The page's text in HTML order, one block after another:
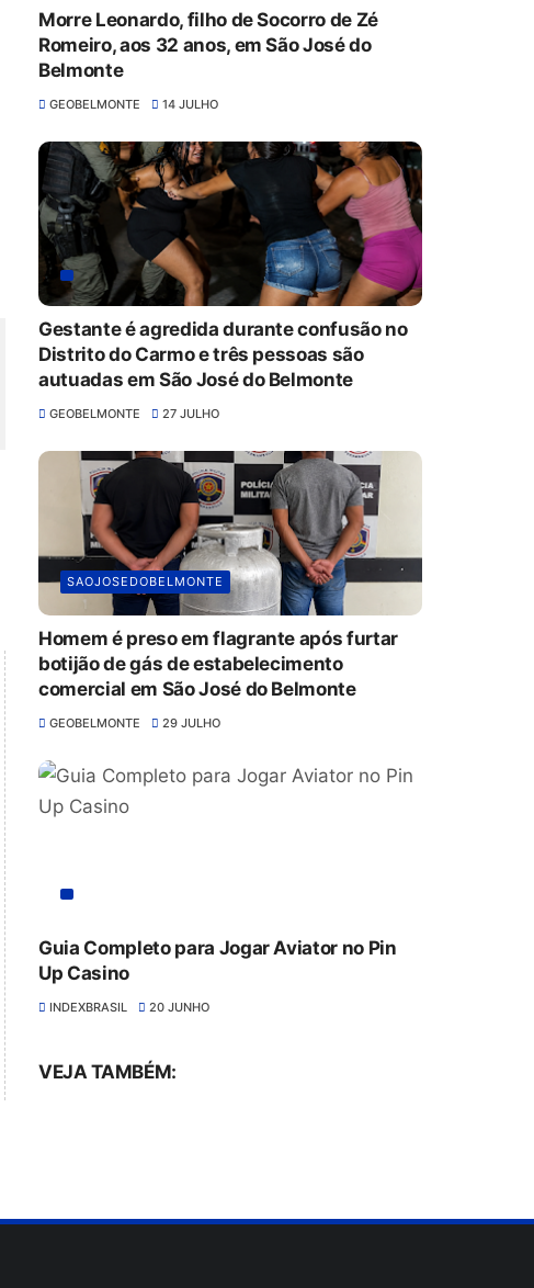
Morre Leonardo, filho de Socorro de Zé
Romeiro, aos 32 anos, em São José do
Belmonte
GEOBELMONTE 14 JULHO
Gestante é agredida durante confusão no
Distrito do Carmo e três pessoas são
autuadas em São José do Belmonte
GEOBELMONTE 27 JULHO
SAOJOSEDOBELMONTE
Homem é preso em flagrante após furtar
botijão de gás de estabelecimento
comercial em São José do Belmonte
GEOBELMONTE 29 JULHO
Guia Completo para Jogar Aviator no Pin
Up Casino
INDEXBRASIL 20 JUNHO
VEJA TAMBÉM: